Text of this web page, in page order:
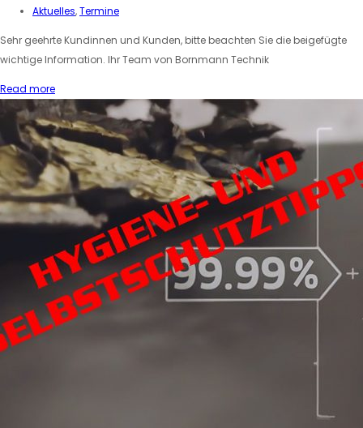
Aktuelles,Termine
Sehr geehrte Kundinnen und Kunden, bitte beachten Sie die beigefügte
wichtige Information. Ihr Team von Bornmann Technik
Read more